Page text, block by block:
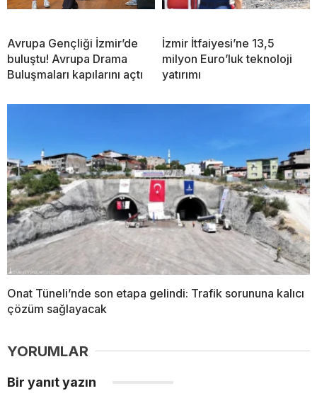
Avrupa Gençliği İzmir’de
buluştu! Avrupa Drama
Buluşmaları kapılarını açtı
İzmir İtfaiyesi’ne 13,5
milyon Euro’luk teknoloji
yatırımı
Onat Tüneli’nde son etapa gelindi: Trafik sorununa kalıcı
çözüm sağlayacak
YORUMLAR
Bir yanıt yazın